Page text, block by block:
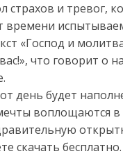
страхов и тревог,
времени
«Господ и
что говорит о
день будет
воплощаются в
скачать